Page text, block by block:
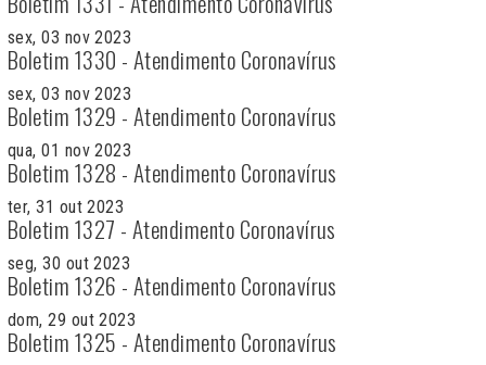
sex, 03 nov 2023
Boletim 1330 - Atendimento Coronavírus
sex, 03 nov 2023
Boletim 1329 - Atendimento Coronavírus
qua, 01 nov 2023
Boletim 1328 - Atendimento Coronavírus
ter, 31 out 2023
Boletim 1327 - Atendimento Coronavírus
seg, 30 out 2023
Boletim 1326 - Atendimento Coronavírus
dom, 29 out 2023
Boletim 1325 - Atendimento Coronavírus